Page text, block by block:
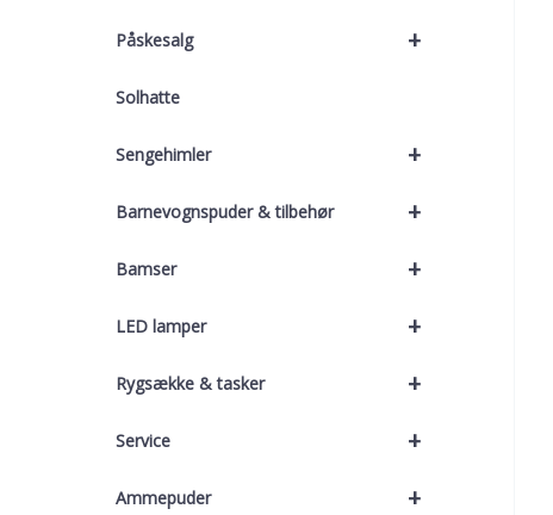
+
Påskesalg
Solhatte
+
Sengehimler
+
Barnevognspuder & tilbehør
+
Bamser
+
LED lamper
+
Rygsække & tasker
+
Service
+
Ammepuder